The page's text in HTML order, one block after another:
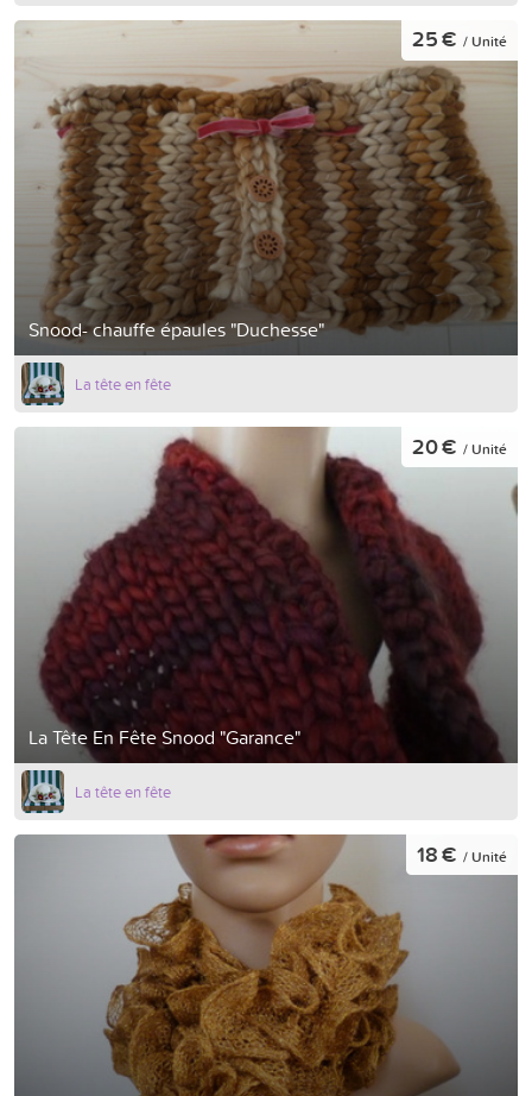
Snood- chauffe épaules "Duchesse"
25 € / Unité
La tête en fête
La Tête En Fête Snood "Garance"
20 € / Unité
La tête en fête
18 € / Unité